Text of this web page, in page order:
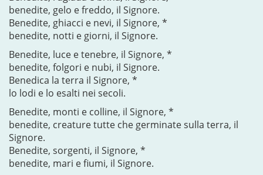
benedite, gelo e freddo, il Signore.
Benedite, ghiacci e nevi, il Signore, *
benedite, notti e giorni, il Signore.
Benedite, luce e tenebre, il Signore, *
benedite, folgori e nubi, il Signore.
Benedica la terra il Signore, *
lo lodi e lo esalti nei secoli.
Benedite, monti e colline, il Signore, *
benedite, creature tutte che germinate sulla terra, il
Signore.
Benedite, sorgenti, il Signore, *
benedite, mari e fiumi, il Signore.